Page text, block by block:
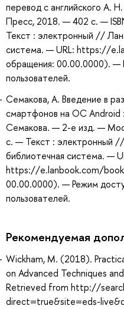
перевод с английского
Пресс, 2018. — 402 с. —
Текст : электронный //
система. — URL: https://
обращения: 00.00.0000). —
пользователей.
Семакова, А. Введение в
смартфонов на ОС Android
Семакова. — 2-е изд. —
с. — Текст : электронный
библиотечная система. —
https://e.lanbook.com/
00.00.0000). — Режим
пользователей.
Рекомендуемая
Wickham, M. (2018).
on Advanced Techniques
Retrieved from http://
direct=true&site=eds-